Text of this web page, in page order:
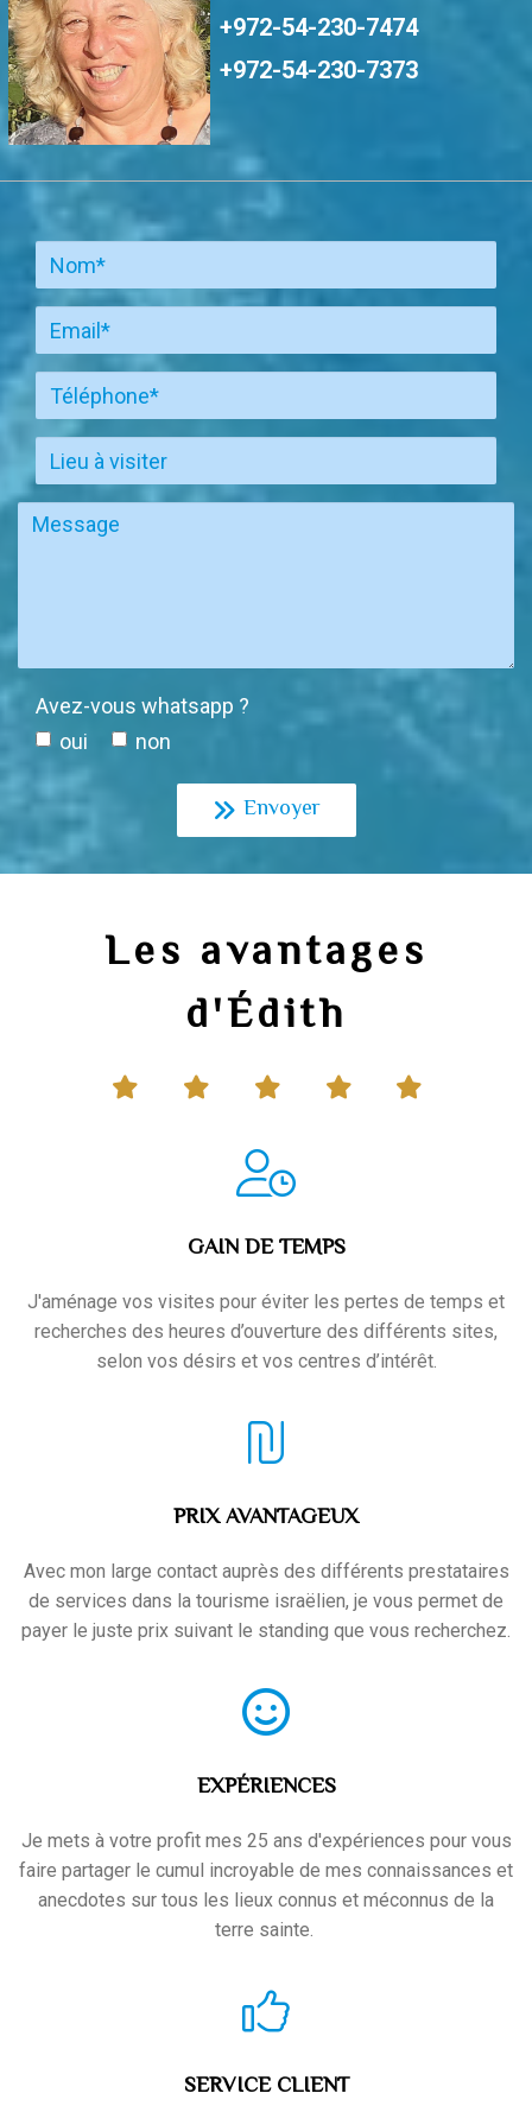
+972-54-230-7474
+972-54-230-7373
Avez-vous whatsapp ?
oui
non
Envoyer
Les avantages
d'Édith
GAIN DE TEMPS
J'aménage vos visites pour éviter les pertes de temps et
recherches des heures d’ouverture des différents sites,
selon vos désirs et vos centres d’intérêt.
PRIX AVANTAGEUX
Avec mon large contact auprès des différents prestataires
de services dans la tourisme israëlien, je vous permet de
payer le juste prix suivant le standing que vous recherchez.
EXPÉRIENCES
Je mets à votre profit mes 25 ans d'expériences pour vous
faire partager le cumul incroyable de mes connaissances et
anecdotes sur tous les lieux connus et méconnus de la
terre sainte.
SERVICE CLIENT